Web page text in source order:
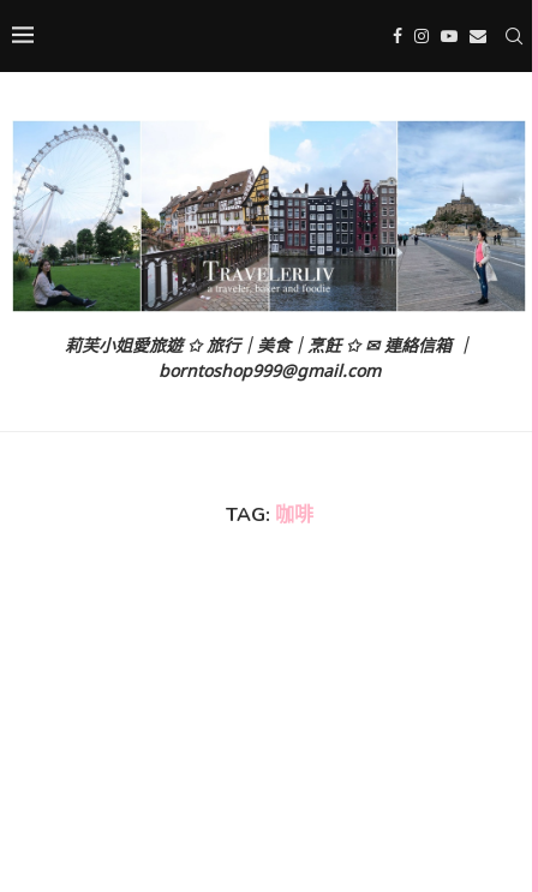
莉芙小姐愛旅遊 ✩ 旅行｜美食｜烹飪 ✩ ✉ 連絡信箱 ｜
borntoshop999@gmail.com
TAG: 咖啡